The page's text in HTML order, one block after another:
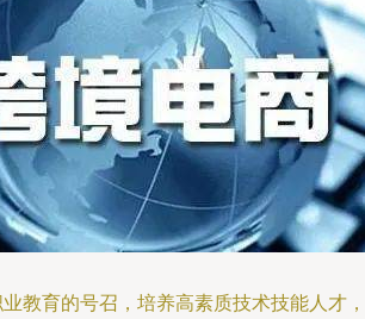
教育的号召，培养高素质技术技能人才，